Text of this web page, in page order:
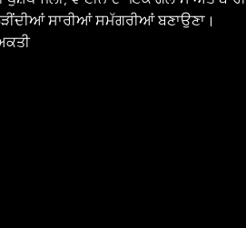
ਸਾਰੀਆਂ ਸਮੱਗਰੀਆਂ ਬਣਾਉਣਾ।